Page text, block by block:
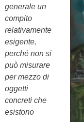
generale un
compito
relativamente
esigente,
perché non si
può misurare
per mezzo di
oggetti
concreti che
esistono